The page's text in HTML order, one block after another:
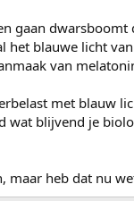
gaan
het blauwe licht
van
met blauw
wat blijvend je
maar heb dat nu